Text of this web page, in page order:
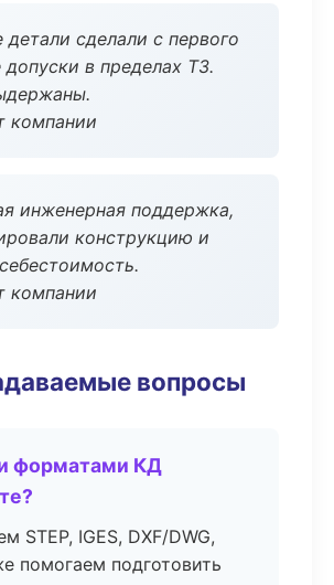
сделали с первого
допуски в пределах ТЗ.
компании
инженерная поддержка,
конструкцию и
компании
вопросы
форматами КД
STEP, IGES, DXF/DWG,
помогаем подготовить